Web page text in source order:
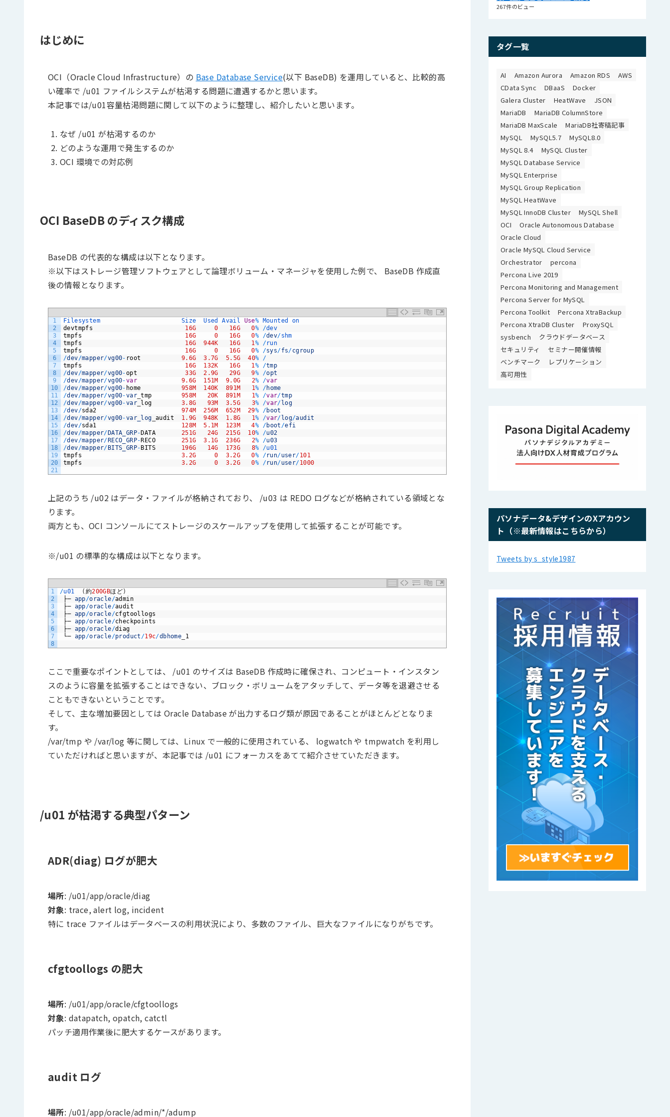
はじめに
OCI（Oracle Cloud Infrastructure）の Base Database Service(以下 BaseDB) を運用していると、比較的高
い確率で /u01 ファイルシステムが枯渇する問題に遭遇するかと思います。
本記事では/u01容量枯渇問題に関して以下のように整理し、紹介したいと思います。
なぜ /u01 が枯渇するのか
どのような運用で発生するのか
OCI 環境での対応例
OCI BaseDB のディスク構成
BaseDB の代表的な構成は以下となります。
※以下はストレージ管理ソフトウェアとして論理ボリューム・マネージャを使用した例で、 BaseDB 作成直
後の情報となります。
1
2
3
4
5
6
7
8
9
10
11
12
13
14
15
16
17
18
19
20
21
Filesystem Size Used Avail Use% Mounted on
devtmpfs
16G 0 16G 0% /dev
tmpfs
16G 0 16G 0% /dev/shm
tmpfs
16G 944K 16G 1% /run
tmpfs
16G 0 16G 0% /sys/fs/cgroup
/dev/mapper/vg00- root 9.6G 3.7G 5.5G 40%
/
tmpfs
16G 132K 16G 1% /tmp
/dev/mapper/vg00-opt 33G 2.9G 29G 9% /opt
/dev/mapper/vg00-var 9.6G 151M 9.0G 2% /var
/dev/mapper/vg00- home 958M 140K 891M 1% /home
/dev/mapper/vg00-var _tmp 958M 20K 891M 1% /var/tmp
/dev/mapper/vg00-var log 3.8G 93M 3.5G 3% /var/ log
/dev/sda2 974M 256M 652M 29% /boot
/dev/mapper/vg00-var_log _audit 1.9G 948K 1.8G 1% /var/ log/audit
/dev/sda1 128M 5.1M 123M 4% /boot /efi
/dev/mapper/ DATA_GRP- DATA 251G 24G 215G 10% /u02
/dev/mapper/ RECO_GRP- RECO 251G 3.1G 236G 2% /u03
/dev/mapper/ BITS_GRP- BITS 196G 14G 173G 8% /u01
tmpfs
3.2G 0 3.2G 0% /run/user/101
tmpfs
3.2G 0 3.2G 0% /run/user/1000
上記のうち /u02 はデータ・ファイルが格納されており、 /u03 は REDO ログなどが格納されている領域とな
ります。
両方とも、OCI コンソールにてストレージのスケールアップを使用して拡張することが可能です。
※/u01 の標準的な構成は以下となります。
1
2
3
4
5
6
7
8
/u01 ( 約200GBほど)
├─ app/oracle/admin
├─ app/oracle/audit
├─ app/oracle/cfgtoollogs
├─ app/oracle/checkpoints
├─ app/oracle/diag
└─ app/oracle/product /19c/dbhome 1
ここで重要なポイントとしては、 /u01 のサイズは BaseDB 作成時に確保され、コンピュート・インスタン
スのように容量を拡張することはできない、ブロック・ボリュームをアタッチして、データ等を退避させる
こともできないということです。
そして、主な増加要因としては Oracle Database が出力するログ類が原因であることがほとんどとなりま
す。
/var/tmp や /var/log 等に関しては、Linux で一般的に使用されている、 logwatch や tmpwatch を利用し
ていただければと思いますが、本記事では /u01 にフォーカスをあてて紹介させていただきます。
/u01 が枯渇する典型パターン
ADR(diag) ログが肥大
場所: /u01/app/oracle/diag
対象: trace, alert log, incident
特に trace ファイルはデータベースの利用状況により、多数のファイル、巨大なファイルになりがちです。
cfgtoollogs の肥大
場所: /u01/app/oracle/cfgtoollogs
対象: datapatch, opatch, catctl
パッチ適用作業後に肥大するケースがあります。
audit ログ
場所: /u01/app/oracle/admin/*/adump
267件のビュー
タグ一覧
AI Amazon Aurora Amazon RDS
AWS
CData Sync
DBaaS
Docker
Galera Cluster
HeatWave
JSON
MariaDB
MariaDB ColumnStore
MariaDB MaxScale
MariaDB社寄稿記事
MySQL
MySQL5.7
MySQL8.0
MySQL 8.4
MySQL Cluster
MySQL Database Service
MySQL Enterprise
MySQL Group Replication
MySQL HeatWave
MySQL InnoDB Cluster
MySQL Shell
OCI
Oracle Autonomous Database
Oracle Cloud
Oracle MySQL Cloud Service
Orchestrator
percona
Percona Live 2019
Percona Monitoring and Management
Percona Server for MySQL
Percona Toolkit
Percona XtraBackup
Percona XtraDB Cluster
ProxySQL
sysbench
クラウドデータベース
セキュリティ
セミナー開催情報
ベンチマーク
レプリケーション
高可用性
パソナデータ&デザインのXアカウン
ト（※最新情報はこちらから）
Tweets by s_style1987